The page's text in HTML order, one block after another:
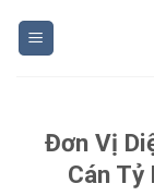
Đơn Vị
Cán Tỷ